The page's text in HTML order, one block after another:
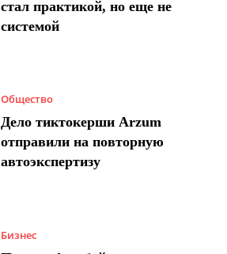
стал практикой, но еще не
системой
Общество
Дело тиктокерши Arzum
отправили на повторную
автоэкспертизу
Бизнес